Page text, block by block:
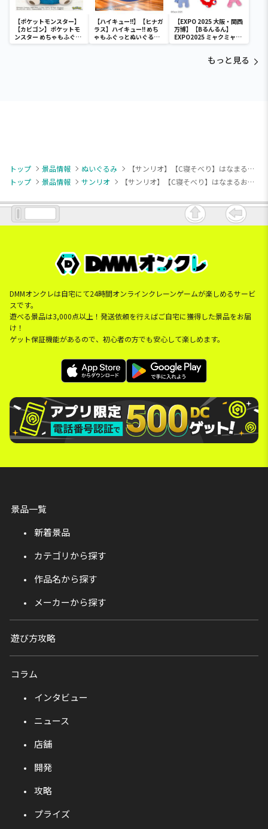
【ポケットモンスター】
【カビゴン】ポケットモ
ンスター めちゃもふぐっ
と ほっこりいやされぬい
【ハイキュー!!】【ヒナガ
ラス】ハイキュー!! めち
ゃもふぐっとぬいぐるみ
～ヒナガラス～
【EXPO 2025 大阪・関西
万博】【Bるんるん】
EXPO2025 ミャクミャク
カラフルゴム紐付きぬい
もっと見る
トップ 景品情報 ぬいぐるみ
【サンリオ】【C寝そべり】はなまるおばけ おやすみなさいぬいぐるみ
トップ
景品情報 サンリオ 【サンリオ】【C寝そべり】はなまるおばけ おやすみなさいぬいぐるみ
DMMオンクレは自宅にて24時間オンラインクレーンゲームが楽しめるサービ
スです。
遊べる景品は3,000点以上！発送依頼を行えばご自宅に獲得した景品をお届
け！
ゲット保証機能があるので、初心者の方でも安心して楽しめます。
景品一覧
新着景品
カテゴリから探す
作品名から探す
メーカーから探す
遊び方攻略
コラム
インタビュー
ニュース
店舗
開発
攻略
プライズ